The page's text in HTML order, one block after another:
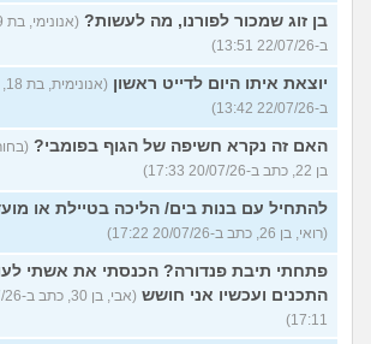
בן זוג שמכור לפורנו, מה לעשות?
ב-22/07/26 13:51)
יוצאת איתו היום לדייט ראשון
ב-22/07/26 13:42)
האם זה נקרא חשיפה של הגוף בפומבי?
בן 22, כתב ב-20/07/26 17:33)
להתחיל עם בנות בים/ הליכה בטיילת או
(רואי, בן 26, כתב ב-20/07/26 17:22)
פתחתי תיבת פנדורה? הכנסתי את אשתי
התכנים ועכשיו אני חושש
(אבי, בן
17:11)